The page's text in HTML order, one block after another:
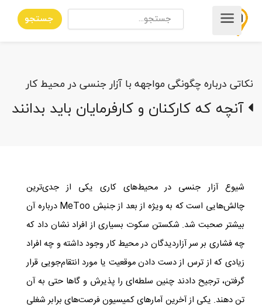
جستجو
نکاتی درباره چگونگی مواجهه با آزار جنسی در محیط کار
آنچه که کارکنان و کارفرمایان باید بدانند
شیوع آزار جنسی در محیط‌های کاری یکی از جدی‌ترین
چالش‌هایی است که به ویژه از بعد از جنبش MeToo درباره آن
بیشتر صحبت شد. شکستن سکوت بسیاری از افراد نشان داد که
چه فشاری بر سر آزاردیدگان در محیط کار وجود داشته و چه افراد
زیادی که از ترس از دست دادن موقعیت یا مورد انتقام‌جویی قرار
گرفتن، ترجیح دادند چنین سلطه‌ای را پذیرش و گاها حتی به آن
تن دهند. یکی از آخرین آمارهای کمیسیون فرصت‌های برابر شغلی